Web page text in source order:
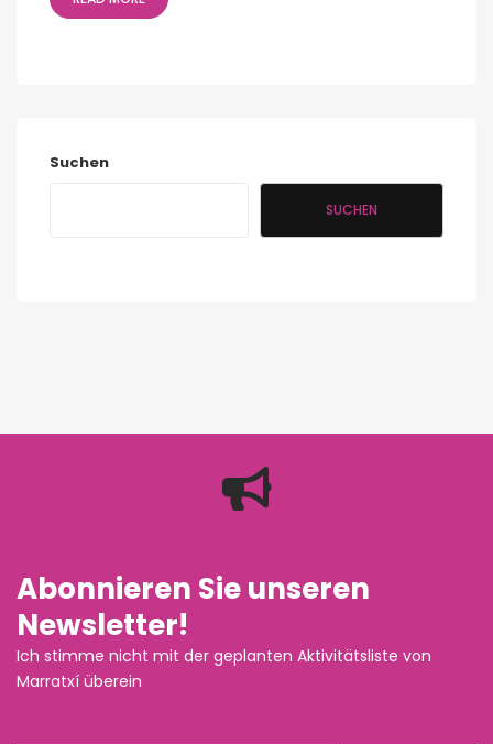
Suchen
SUCHEN
Abonnieren Sie unseren
Newsletter!
Ich stimme nicht mit der geplanten Aktivitätsliste von
Marratxí überein